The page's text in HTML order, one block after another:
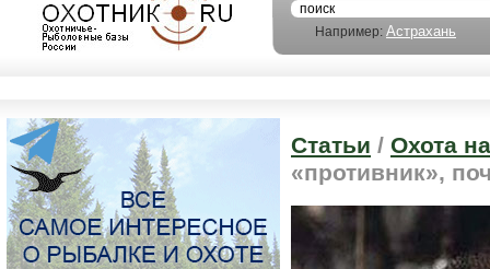
Например: Астрахань
Статьи / Охота
«противник»,